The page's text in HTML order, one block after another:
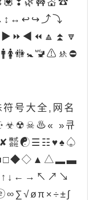
号大全,网名
»큐
㍿☯☰☷♥♠♤